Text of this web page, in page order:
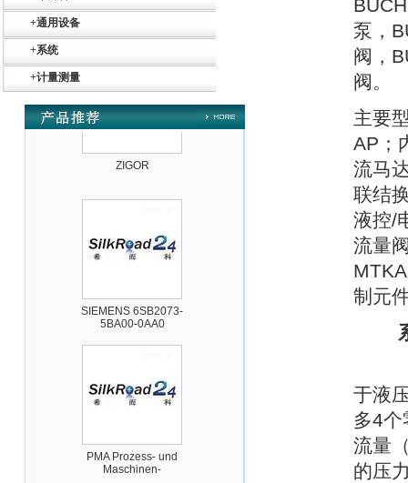
+通用设备
+系统
+计量测量
德国HBM
ZIGOR
SIEMENS 6SB2073-
5BA00-0AA0
PMA Prozess- und
Maschinen-
Automation GmbH
泵，
阀，
阀。
主要
AP
流马
联结
液控/
流量
制元
于液
多4个
流量
的压